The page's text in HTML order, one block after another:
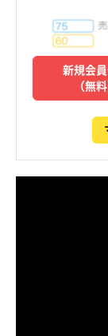
新規会
（無料